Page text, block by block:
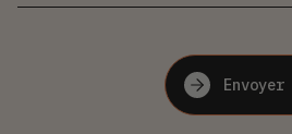
Envoyer